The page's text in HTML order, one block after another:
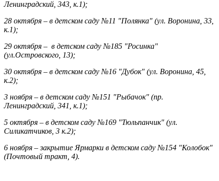
Ленинградский, 343, к.1);
28 октября – в детском саду №11 "Полянка" (ул. Воронина, 33,
к.1);
29 октября – в детском саду №185 "Росинка"
(ул.Островского, 13);
30 октября – в детском саду №16 "Дубок" (ул. Воронина, 45,
к.2);
3 ноября – в детском саду №151 "Рыбачок" (пр.
Ленинградский, 341, к.1);
5 октября – в детском саду №169 "Тюльпанчик" (ул.
Силикатчиков, 3 к.2);
6 ноября – закрытие Ярмарки в детском саду №154 "Колобок"
(Почтовый тракт, 4).